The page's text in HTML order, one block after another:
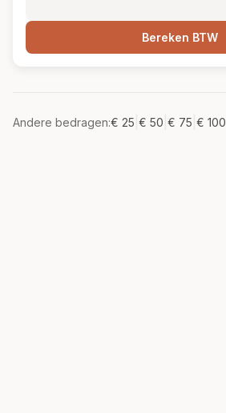
Bereken BTW
Andere bedragen:€ 25 € 50 € 75 € 100